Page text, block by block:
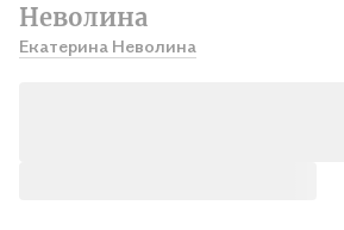
Неволина
Екатерина Неволина